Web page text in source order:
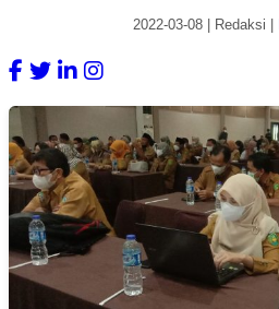
2022-03-08 Redaksi